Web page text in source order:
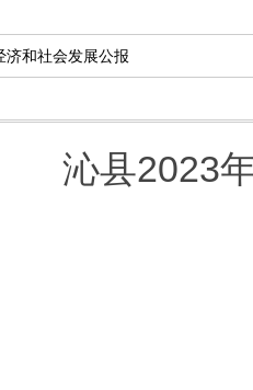
济和社会发展公报
沁县2023